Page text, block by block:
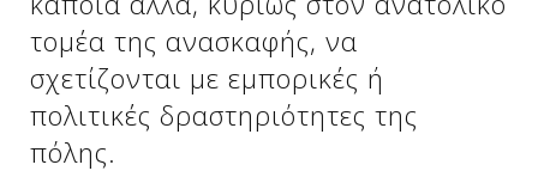
τομέα της ανασκαφής, να
σχετίζονται με εμπορικές ή
πολιτικές δραστηριότητες της
πόλης.